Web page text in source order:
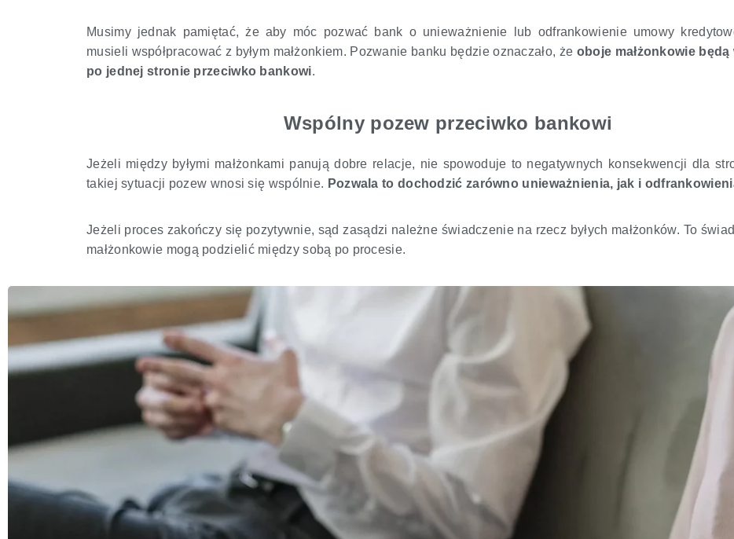
Musimy jednak pamiętać, że aby móc pozwać bank o unieważnienie lub odfrankowienie umowy
musieli współpracować z byłym małżonkiem. Pozwanie banku będzie oznaczało, że oboje małżonkowie
po jednej stronie przeciwko bankowi.
Wspólny pozew przeciwko bankowi
Jeżeli między byłymi małżonkami panują dobre relacje, nie spowoduje to negatywnych konsekwencji dla
takiej sytuacji pozew wnosi się wspólnie. Pozwala to dochodzić zarówno unieważnienia, jak i
Jeżeli proces zakończy się pozytywnie, sąd zasądzi należne świadczenie na rzecz byłych małżonków. To
małżonkowie mogą podzielić między sobą po procesie.